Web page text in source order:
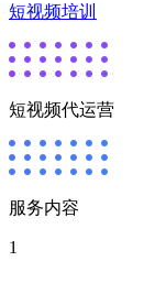
短视频培训
短视频代运营
服务内容
1